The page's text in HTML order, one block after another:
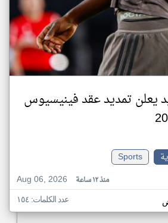
يعلن تمديد عقد فينيسيوس
Sports
Aug 06, 2026
منذ ١٢ ساعة
عدد الكلمات: ١٥٤